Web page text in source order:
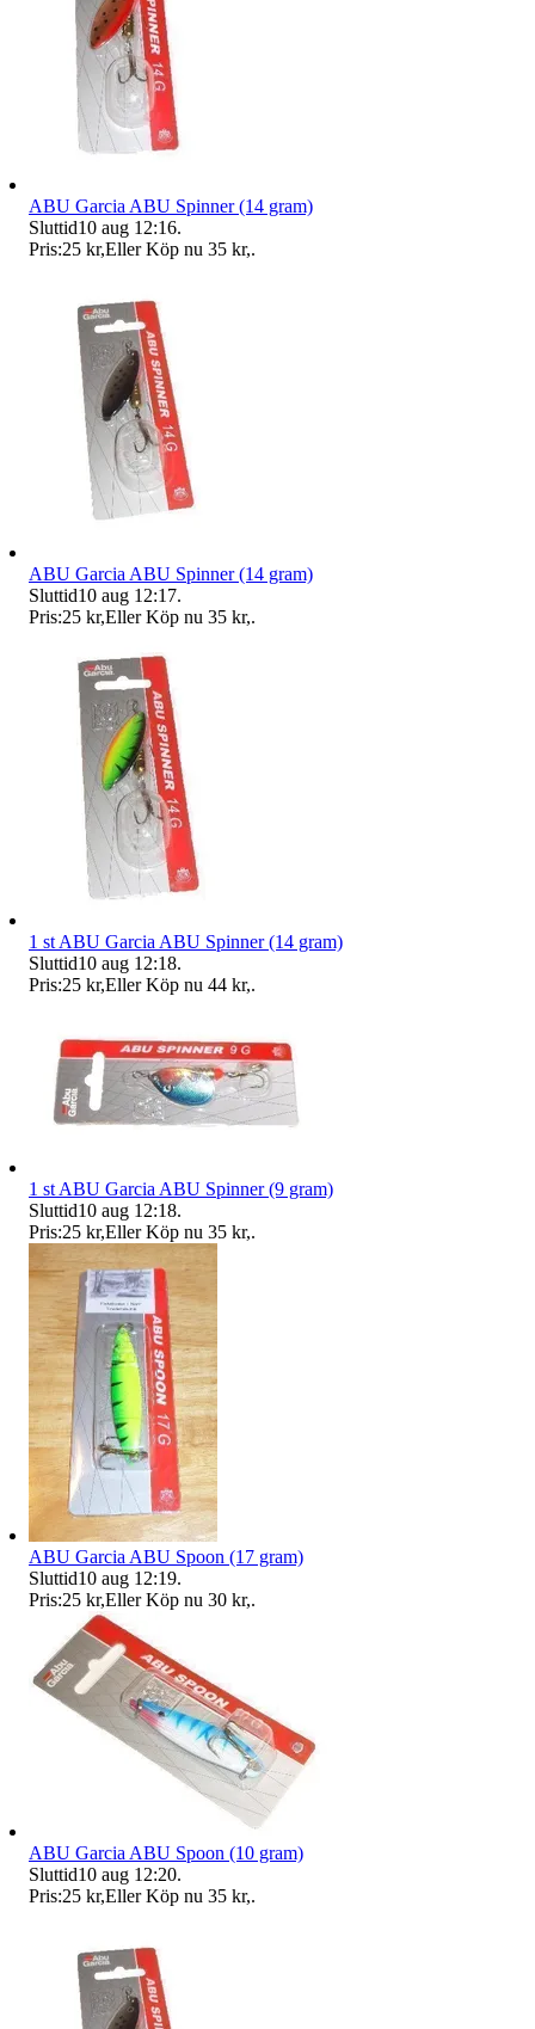
ABU Garcia ABU Spinner (14 gram)
Sluttid10 aug 12:16.
Pris:25 kr,Eller Köp nu 35 kr,.
ABU Garcia ABU Spinner (14 gram)
Sluttid10 aug 12:17.
Pris:25 kr,Eller Köp nu 35 kr,.
1 st ABU Garcia ABU Spinner (14 gram)
Sluttid10 aug 12:18.
Pris:25 kr,Eller Köp nu 44 kr,.
1 st ABU Garcia ABU Spinner (9 gram)
Sluttid10 aug 12:18.
Pris:25 kr,Eller Köp nu 35 kr,.
ABU Garcia ABU Spoon (17 gram)
Sluttid10 aug 12:19.
Pris:25 kr,Eller Köp nu 30 kr,.
ABU Garcia ABU Spoon (10 gram)
Sluttid10 aug 12:20.
Pris:25 kr,Eller Köp nu 35 kr,.